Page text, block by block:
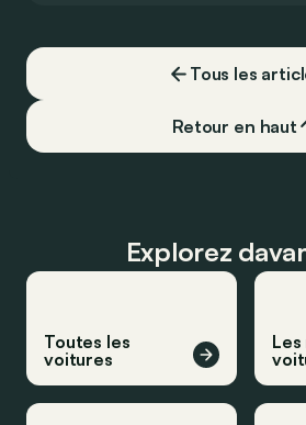
Tous les
Retour en haut
Explorez
Toutes les
voitures